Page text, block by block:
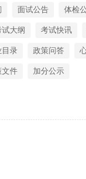
面试公告 体检
试大纲 考试快讯
目录 政策问答
文件 加分公示